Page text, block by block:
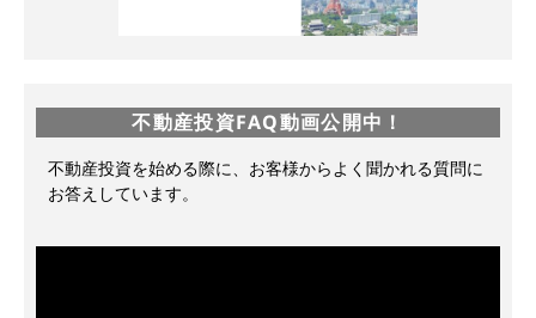
不動産投資FAQ動画公開中！
不動産投資を始める際に、お客様からよく聞かれる質問に
お答えしています。